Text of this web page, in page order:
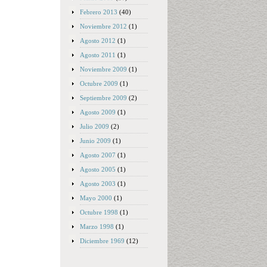
Febrero 2013 (40)
Noviembre 2012 (1)
Agosto 2012 (1)
Agosto 2011 (1)
Noviembre 2009 (1)
Octubre 2009 (1)
Septiembre 2009 (2)
Agosto 2009 (1)
Julio 2009 (2)
Junio 2009 (1)
Agosto 2007 (1)
Agosto 2005 (1)
Agosto 2003 (1)
Mayo 2000 (1)
Octubre 1998 (1)
Marzo 1998 (1)
Diciembre 1969 (12)